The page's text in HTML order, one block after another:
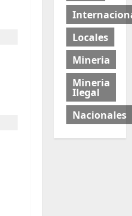
Locales
Mineria
Mineria
Ilegal
Nacionales